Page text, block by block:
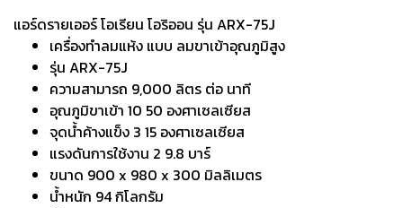
แอร์ดรายเออร์ โอเรียน โอริออน รุ่น ARX-75J
เครื่องทำลมแห้ง แบบ ลมขาเข้าอุณภูมิสูง
รุ่น ARX-75J
ความสามารถ 9,000 ลิตร ต่อ นาที
อุณภูมิขาเข้า 10 50 องศาเซลเซียส
จุดน้ำค้างแข็ง 3 15 องศาเซลเซียส
แรงดันการใช้งาน 2 9.8 บาร์
ขนาด 900 x 980 x 300 มิลลิเมตร
น้ำหนัก 94 กิโลกรัม